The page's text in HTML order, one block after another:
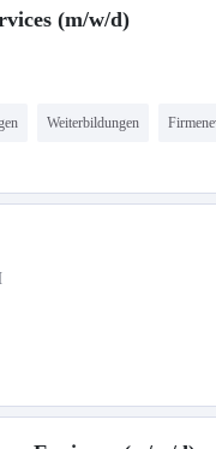
(m/w/d)
Weiterbildungen